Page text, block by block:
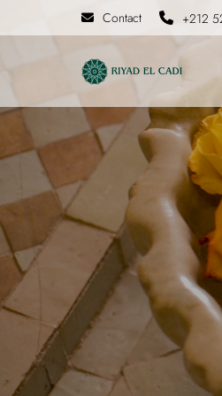
Contact +212